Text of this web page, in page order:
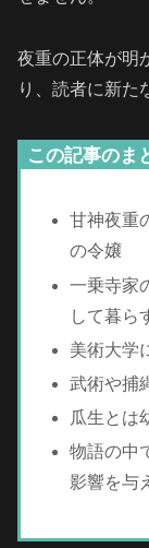
夜重の正体が明
り、読者に新た
この記事のま
甘神夜重
の令嬢
一乗寺家
して暮ら
美術大学
武術や捕
瓜生とは
物語の中
影響を与